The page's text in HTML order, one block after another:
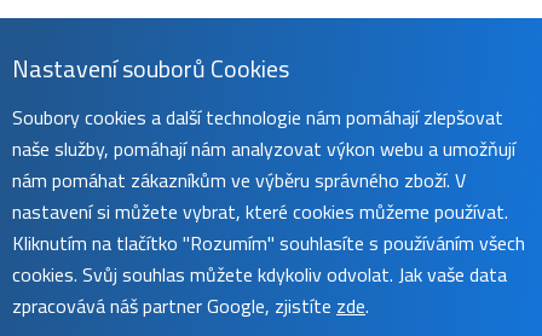
Návod
Uživatelský manuál naleznete natéto stránce.
Nastavení souborů Cookies
Soubory cookies a další technologie nám pomáhají zlepšovat
naše služby, pomáhají nám analyzovat výkon webu a umožňují
nám pomáhat zákazníkům ve výběru správného zboží. V
nastavení si můžete vybrat, které cookies můžeme používat.
Kliknutím na tlačítko "Rozumím" souhlasíte s používáním všech
cookies. Svůj souhlas můžete kdykoliv odvolat. Jak vaše data
zpracovává náš partner Google, zjistítezde.